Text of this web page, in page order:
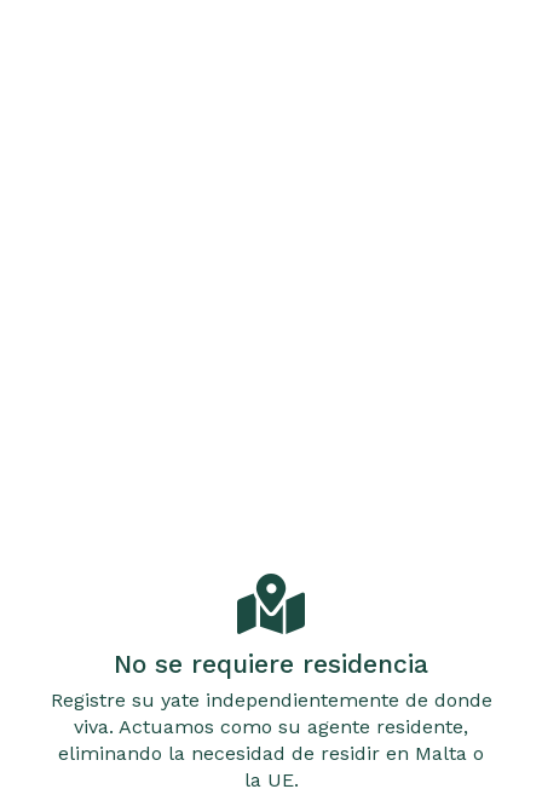
No se requiere residencia
Registre su yate independientemente de donde
viva. Actuamos como su agente residente,
eliminando la necesidad de residir en Malta o
la UE.